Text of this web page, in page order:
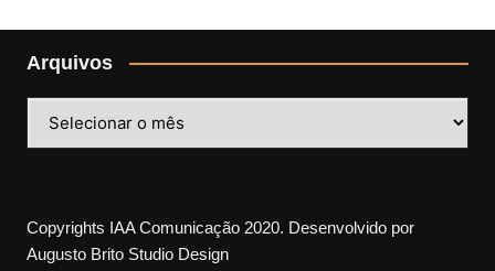
Arquivos
Copyrights IAA Comunicação 2020. Desenvolvido por
Augusto Brito Studio Design